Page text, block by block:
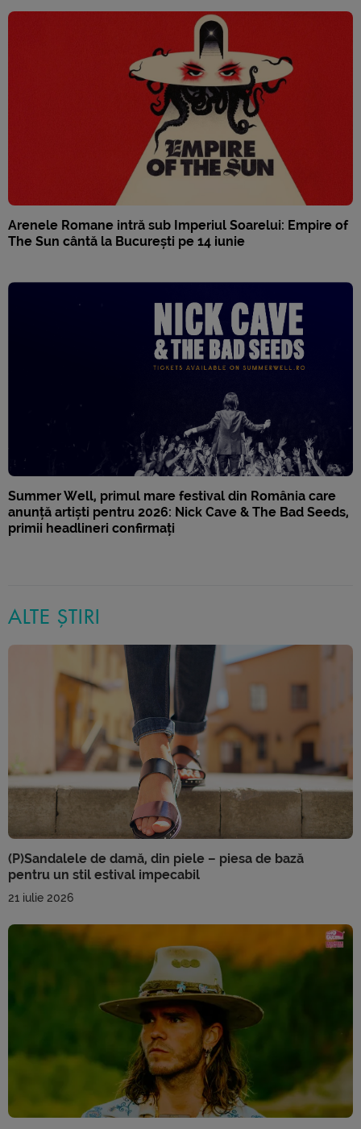
Arenele Romane intră sub Imperiul Soarelui: Empire of
The Sun cântă la București pe 14 iunie
Summer Well, primul mare festival din România care
anunță artiști pentru 2026: Nick Cave & The Bad Seeds,
primii headlineri confirmați
ALTE ȘTIRI
(P)Sandalele de damă, din piele – piesa de bază
pentru un stil estival impecabil
21 iulie 2026